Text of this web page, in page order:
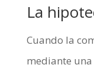
La
Cuando la
mediante